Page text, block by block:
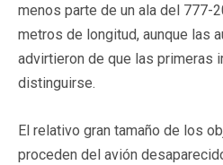
menos parte de un ala del 777-
metros de longitud, aunque las
advirtieron de que las primeras
distinguirse.
El relativo gran tamaño de los
proceden del avión